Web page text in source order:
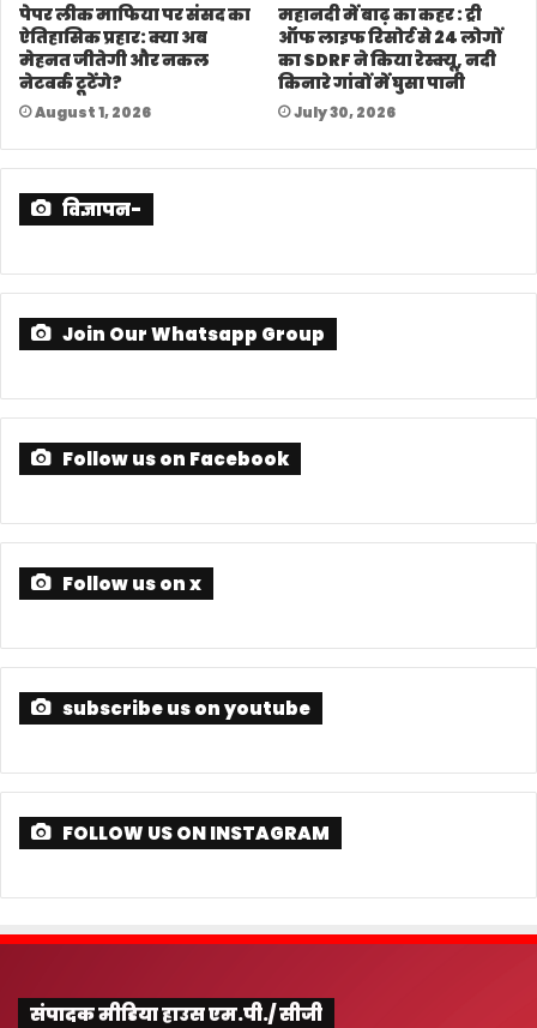
पेपर लीक माफिया पर संसद का
ऐतिहासिक प्रहार: क्या अब
मेहनत जीतेगी और नकल
नेटवर्क टूटेंगे?
August 1, 2026
महानदी में बाढ़ का कहर : ट्री
ऑफ लाइफ रिसोर्ट से 24 लोगों
का SDRF ने किया रेस्क्यू, नदी
किनारे गांवों में घुसा पानी
July 30, 2026
विज्ञापन-
Join Our Whatsapp Group
Follow us on Facebook
Follow us on x
subscribe us on youtube
FOLLOW US ON INSTAGRAM
संपादक मीडिया हाउस एम.पी./ सीजी